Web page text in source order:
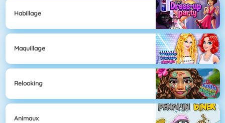
Habillage
Maquillage
Relooking
Animaux